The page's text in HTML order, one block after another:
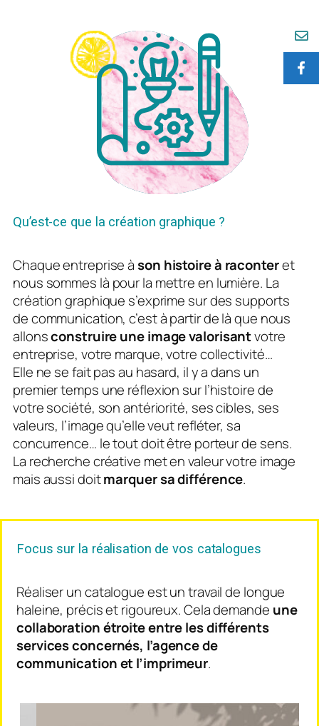
Qu’est-ce que la création graphique ?
Chaque entreprise àson histoire à raconteret
nous sommes là pour la mettre en lumière. La
création graphique s’exprime sur des supports
de communication, c’est à partir de là que nous
allonsconstruire une image valorisantvotre
entreprise, votre marque, votre collectivité…
Elle ne se fait pas au hasard, il y a dans un
premier temps une réflexion sur l’histoire de
votre société, son antériorité, ses cibles, ses
valeurs, l’image qu’elle veut refléter, sa
concurrence… le tout doit être porteur de sens.
La recherche créative met en valeur votre image
mais aussi doitmarquer sa différence.
Focus sur la réalisation de vos catalogues
Réaliser un catalogue est un travail de longue
haleine, précis et rigoureux. Cela demande une
collaboration étroite entre les différents
services concernés, l’agence de
communication et l’imprimeur.